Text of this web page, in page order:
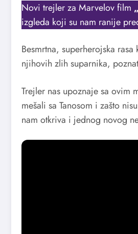
Novi trejler za Marvelov film
izgleda koji su nam ranije
Besmrtna, superherojska
njihovih zlih suparnika,
Trejler nas upoznaje sa ovim
mešali sa Tanosom i zašto
nam otkriva i jednog novog